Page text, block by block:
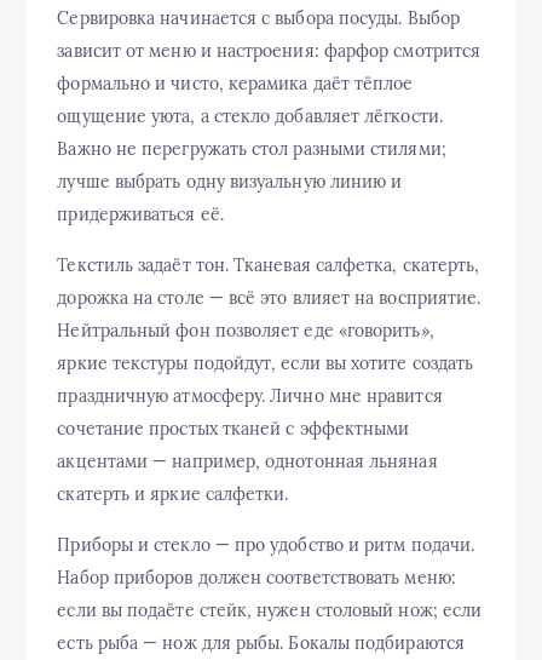
Сервировка начинается с выбора посуды. Выбор
зависит от меню и настроения: фарфор смотрится
формально и чисто, керамика даёт тёплое
ощущение уюта, а стекло добавляет лёгкости.
Важно не перегружать стол разными стилями;
лучше выбрать одну визуальную линию и
придерживаться её.
Текстиль задаёт тон. Тканевая салфетка, скатерть,
дорожка на столе — всё это влияет на восприятие.
Нейтральный фон позволяет еде «говорить»,
яркие текстуры подойдут, если вы хотите создать
праздничную атмосферу. Лично мне нравится
сочетание простых тканей с эффектными
акцентами — например, однотонная льняная
скатерть и яркие салфетки.
Приборы и стекло — про удобство и ритм подачи.
Набор приборов должен соответствовать меню:
если вы подаёте стейк, нужен столовый нож; если
есть рыба — нож для рыбы. Бокалы подбираются